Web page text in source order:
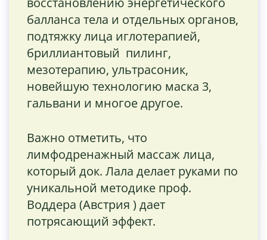
балланса тела и отдельных органов,
подтяжку лица иглотерапией,
бриллиантовый пилинг,
мезотерапию, ультрасоник,
новейшую технологию маска 3,
гальвани и многое другое.
Важно отметить, что
лимфодренажный массаж лица,
который док. Лала делает руками по
уникальной методике проф.
Воддера (Австрия ) дает
потрясающий эффект.